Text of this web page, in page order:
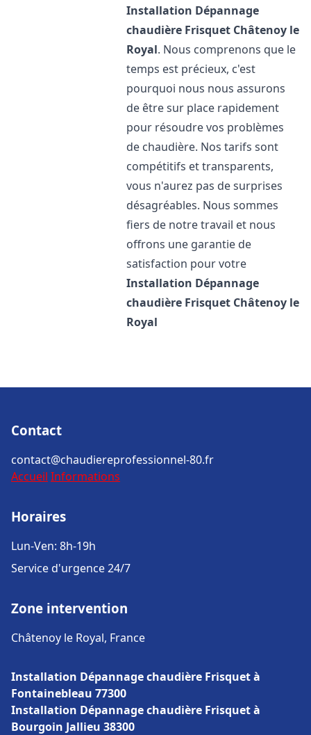
Installation Dépannage
chaudière Frisquet Châtenoy le
Royal. Nous comprenons que le
temps est précieux, c'est
pourquoi nous nous assurons
de être sur place rapidement
pour résoudre vos problèmes
de chaudière. Nos tarifs sont
compétitifs et transparents,
vous n'aurez pas de surprises
désagréables. Nous sommes
fiers de notre travail et nous
offrons une garantie de
satisfaction pour votre
Installation Dépannage
chaudière Frisquet Châtenoy le
Royal
Contact
contact@chaudiereprofessionnel-80.fr
Accueil Informations
Horaires
Lun-Ven: 8h-19h
Service d'urgence 24/7
Zone intervention
Châtenoy le Royal, France
Installation Dépannage chaudière Frisquet à
Fontainebleau 77300
Installation Dépannage chaudière Frisquet à
Bourgoin Jallieu 38300